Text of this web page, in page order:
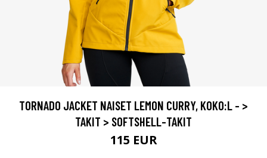
TORNADO JACKET NAISET LEMON CURRY, KOKO:L - >
TAKIT > SOFTSHELL-TAKIT
115 EUR